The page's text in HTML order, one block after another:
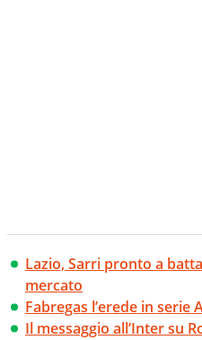
Lazio, Sarri pronto a
mercato
Fabregas l’erede in serie
Il messaggio all’Inter su